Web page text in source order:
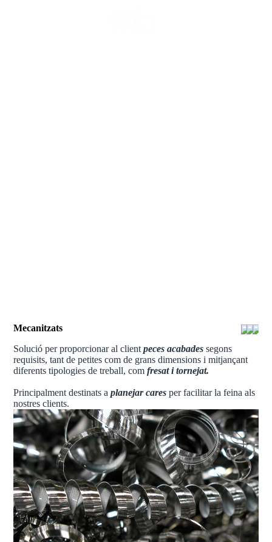
Mecanitzats
Solució per proporcionar al clientpeces acabades segons
requisits, tant de petites com de grans dimensions i mitjançant
diferents tipologies de treball, comfresat i tornejat.
Principalment destinats aplanejar cares per facilitar la feina als
nostres clients.